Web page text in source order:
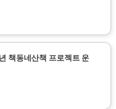
책동네산책 프로젝트 운